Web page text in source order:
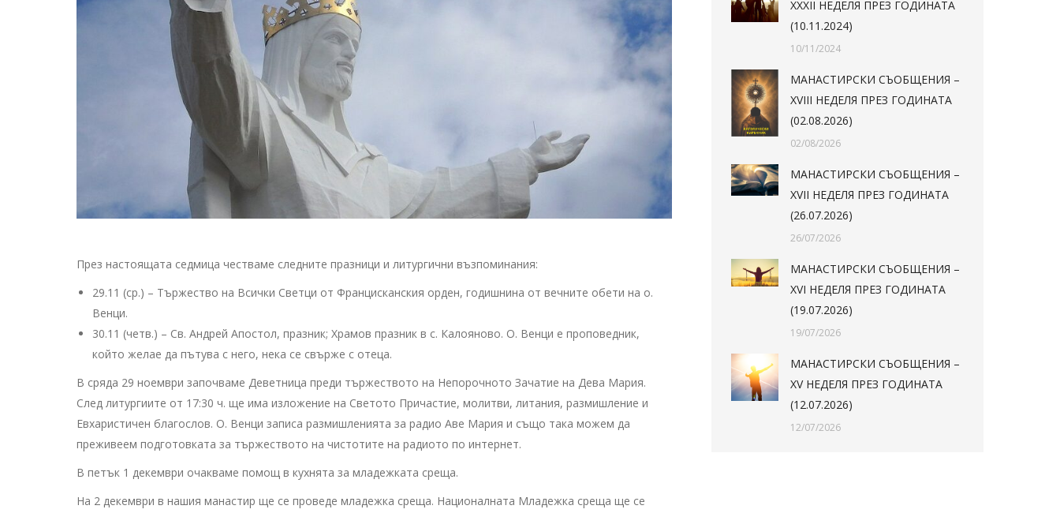
През настоящата седмица честваме следните празници и литургични възпоминания:
29.11 (ср.) – Тържество на Всички Светци от Францисканския орден, годишнина от вечните обети на о.
Венци.
30.11 (четв.) – Св. Андрей Апостол, празник; Храмов празник в с. Калояново. О. Венци е проповедник,
който желае да пътува с него, нека се свърже с отеца.
В сряда 29 ноември започваме Деветница преди тържеството на Непорочното Зачатие на Дева Мария.
След литургиите от 17:30 ч. ще има изложение на Светото Причастие, молитви, литания, размишление и
Евхаристичен благослов. О. Венци записа размишленията за радио Аве Мария и също така можем да
преживеем подготовката за тържеството на чистотите на радиото по интернет.
В петък 1 декември очакваме помощ в кухнята за младежката среща.
На 2 декември в нашия манастир ще се проведе младежка среща. Националната Младежка среща ще се
XXXII НЕДЕЛЯ ПРЕЗ ГОДИНАТА
(10.11.2024)
10/11/2024
МАНАСТИРСКИ СЪОБЩЕНИЯ –
XVIII НЕДЕЛЯ ПРЕЗ ГОДИНАТА
(02.08.2026)
02/08/2026
МАНАСТИРСКИ СЪОБЩЕНИЯ –
XVII НЕДЕЛЯ ПРЕЗ ГОДИНАТА
(26.07.2026)
26/07/2026
МАНАСТИРСКИ СЪОБЩЕНИЯ –
XVI НЕДЕЛЯ ПРЕЗ ГОДИНАТА
(19.07.2026)
19/07/2026
МАНАСТИРСКИ СЪОБЩЕНИЯ –
XV НЕДЕЛЯ ПРЕЗ ГОДИНАТА
(12.07.2026)
12/07/2026